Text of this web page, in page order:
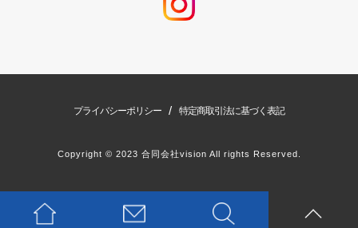
プライバシーポリシー / 特定商取引法に基づく表記
Copyright © 2023 合同会社vision All rights Reserved.